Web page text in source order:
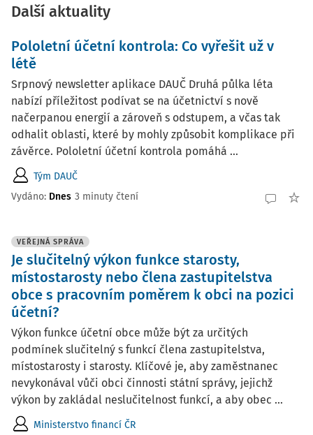
Další aktuality
Pololetní účetní kontrola: Co vyřešit už v
létě
Srpnový newsletter aplikace DAUČ Druhá půlka léta
nabízí příležitost podívat se na účetnictví s nově
načerpanou energií a zároveň s odstupem, a včas tak
odhalit oblasti, které by mohly způsobit komplikace při
závěrce. Pololetní účetní kontrola pomáhá ...
Tým DAUČ
Vydáno: Dnes 3 minuty čtení
VEŘEJNÁ SPRÁVA
Je slučitelný výkon funkce starosty,
místostarosty nebo člena zastupitelstva
obce s pracovním poměrem k obci na pozici
účetní?
Výkon funkce účetní obce může být za určitých
podmínek slučitelný s funkcí člena zastupitelstva,
místostarosty i starosty. Klíčové je, aby zaměstnanec
nevykonával vůči obci činnosti státní správy, jejichž
výkon by zakládal neslučitelnost funkcí, a aby obec ...
Ministerstvo financí ČR